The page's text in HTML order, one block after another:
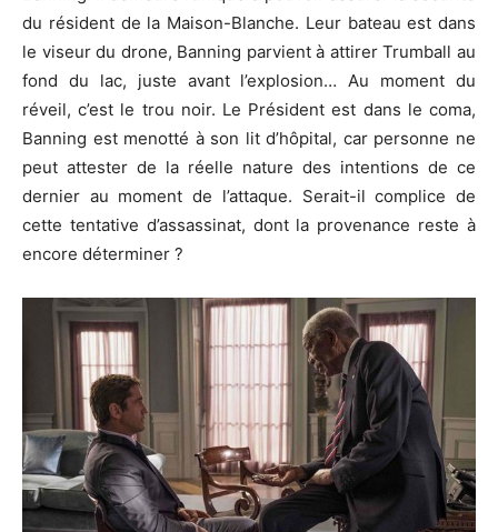
du résident de la Maison-Blanche. Leur bateau est dans
le viseur du drone, Banning parvient à attirer Trumball au
fond du lac, juste avant l’explosion… Au moment du
réveil, c’est le trou noir. Le Président est dans le coma,
Banning est menotté à son lit d’hôpital, car personne ne
peut attester de la réelle nature des intentions de ce
dernier au moment de l’attaque. Serait-il complice de
cette tentative d’assassinat, dont la provenance reste à
encore déterminer ?